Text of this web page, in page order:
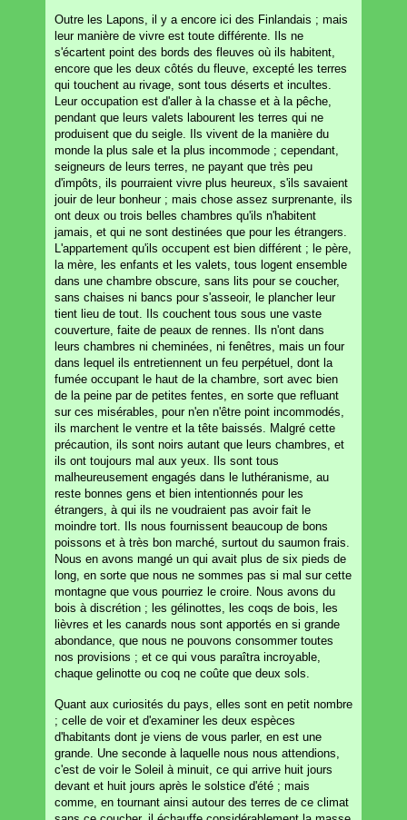
Outre les Lapons, il y a encore ici des Finlandais ; mais
leur manière de vivre est toute différente. Ils ne
s'écartent point des bords des fleuves où ils habitent,
encore que les deux côtés du fleuve, excepté les terres
qui touchent au rivage, sont tous déserts et incultes.
Leur occupation est d'aller à la chasse et à la pêche,
pendant que leurs valets labourent les terres qui ne
produisent que du seigle. Ils vivent de la manière du
monde la plus sale et la plus incommode ; cependant,
seigneurs de leurs terres, ne payant que très peu
d'impôts, ils pourraient vivre plus heureux, s'ils savaient
jouir de leur bonheur ; mais chose assez surprenante, ils
ont deux ou trois belles chambres qu'ils n'habitent
jamais, et qui ne sont destinées que pour les étrangers.
L'appartement qu'ils occupent est bien différent ; le père,
la mère, les enfants et les valets, tous logent ensemble
dans une chambre obscure, sans lits pour se coucher,
sans chaises ni bancs pour s'asseoir, le plancher leur
tient lieu de tout. Ils couchent tous sous une vaste
couverture, faite de peaux de rennes. Ils n'ont dans
leurs chambres ni cheminées, ni fenêtres, mais un four
dans lequel ils entretiennent un feu perpétuel, dont la
fumée occupant le haut de la chambre, sort avec bien
de la peine par de petites fentes, en sorte que refluant
sur ces misérables, pour n'en n'être point incommodés,
ils marchent le ventre et la tête baissés. Malgré cette
précaution, ils sont noirs autant que leurs chambres, et
ils ont toujours mal aux yeux. Ils sont tous
malheureusement engagés dans le luthéranisme, au
reste bonnes gens et bien intentionnés pour les
étrangers, à qui ils ne voudraient pas avoir fait le
moindre tort. Ils nous fournissent beaucoup de bons
poissons et à très bon marché, surtout du saumon frais.
Nous en avons mangé un qui avait plus de six pieds de
long, en sorte que nous ne sommes pas si mal sur cette
montagne que vous pourriez le croire. Nous avons du
bois à discrétion ; les gélinottes, les coqs de bois, les
lièvres et les canards nous sont apportés en si grande
abondance, que nous ne pouvons consommer toutes
nos provisions ; et ce qui vous paraîtra incroyable,
chaque gelinotte ou coq ne coûte que deux sols.
Quant aux curiosités du pays, elles sont en petit nombre
; celle de voir et d'examiner les deux espèces
d'habitants dont je viens de vous parler, en est une
grande. Une seconde à laquelle nous nous attendions,
c'est de voir le Soleil à minuit, ce qui arrive huit jours
devant et huit jours après le solstice d'été ; mais
comme, en tournant ainsi autour des terres de ce climat